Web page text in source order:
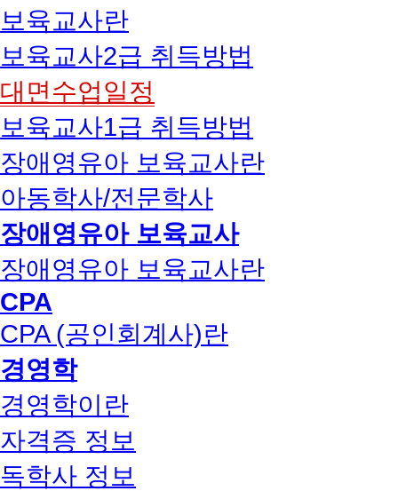
보육교사란
보육교사2급 취득방법
대면수업일정
보육교사1급 취득방법
장애영유아 보육교사란
아동학사/전문학사
장애영유아 보육교사
장애영유아 보육교사란
CPA
CPA (공인회계사)란
경영학
경영학이란
자격증 정보
독학사 정보